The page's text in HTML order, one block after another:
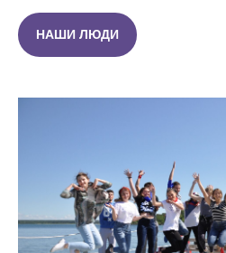
НАШИ ЛЮДИ